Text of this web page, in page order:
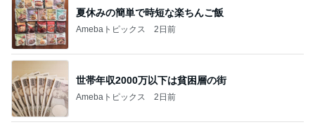
夏休みの簡単で時短な楽ちんご飯
Amebaトピックス 2日前
世帯年収2000万以下は貧困層の街
Amebaトピックス 2日前